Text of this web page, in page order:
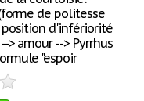
de politesse
position d'infériorité
> amour --> Pyrrhus
"espoir